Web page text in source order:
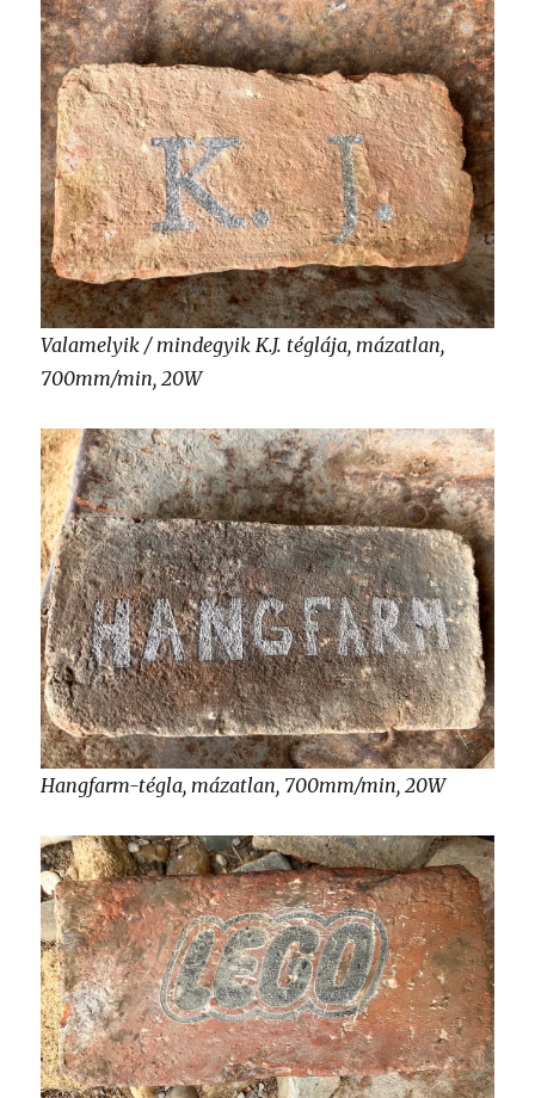
Valamelyik / mindegyik K.J. téglája, mázatlan,
700mm/min, 20W
Hangfarm-tégla, mázatlan, 700mm/min, 20W